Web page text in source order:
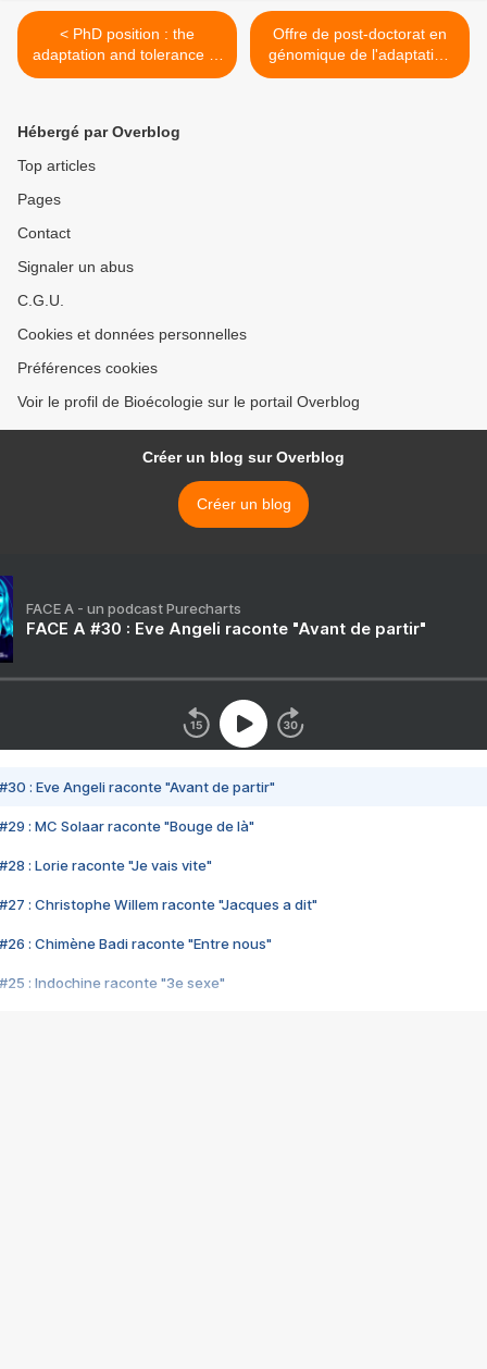
< PhD position : the
adaptation and tolerance to
heat in the ant Cataglyphis
Offre de post-doctorat en
génomique de l'adaptation
aux milieux anthropisés >
Hébergé par Overblog
Top articles
Pages
Contact
Signaler un abus
C.G.U.
Cookies et données personnelles
Préférences cookies
Voir le profil de Bioécologie sur le portail Overblog
Créer un blog sur Overblog
Créer un blog
FACE A - un podcast Purecharts
FACE A #30 : Eve Angeli raconte "Avant de partir"
#30 : Eve Angeli raconte "Avant de partir"
#29 : MC Solaar raconte "Bouge de là"
#28 : Lorie raconte "Je vais vite"
#27 : Christophe Willem raconte "Jacques a dit"
#26 : Chimène Badi raconte "Entre nous"
#25 : Indochine raconte "3e sexe"